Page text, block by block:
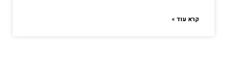
קרא עוד »